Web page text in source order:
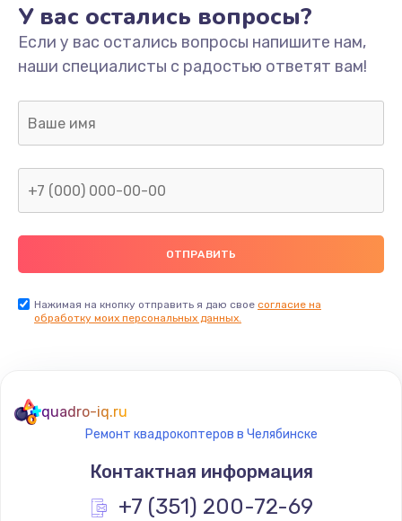
У вас остались вопросы?
Если у вас остались вопросы напишите нам,
наши специалисты с радостью ответят вам!
Нажимая на кнопку отправить я даю свое согласие на
обработку моих персональных данных.
quadro-iq.ru
Ремонт квадрокоптеров в Челябинске
Контактная информация
+7 (351) 200-72-69